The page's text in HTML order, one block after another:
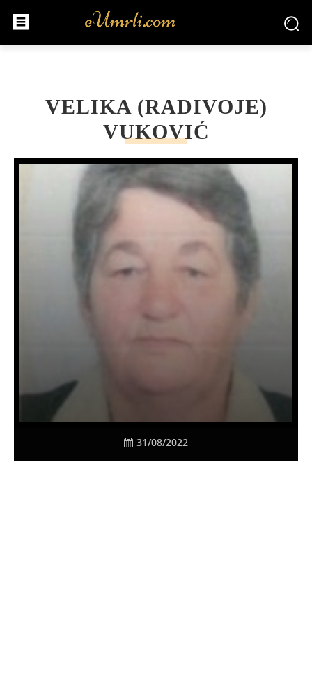
VELIKA (RADIVOJE)
VUKOVIĆ
31/08/2022